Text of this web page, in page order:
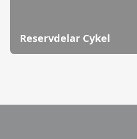
Reservdelar Cykel